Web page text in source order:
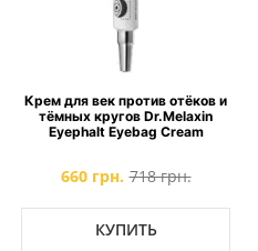
Крем для век против отёков и
тёмных кругов Dr.Melaxin
Eyephalt Eyebag Cream
660 грн. 718 грн.
КУПИТЬ